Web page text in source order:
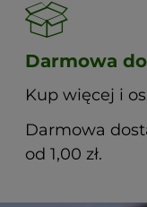
Darmowa
Kup więcej i
Darmowa
od 1,00 zł.